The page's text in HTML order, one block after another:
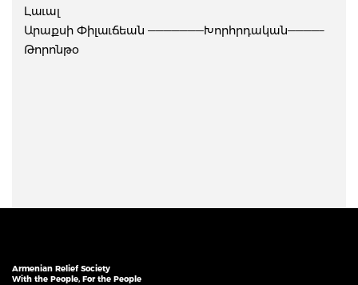
Լաւալ
Արաքսի Փիլաւճեան ———————Խորհրդական————–
Թորոնթօ
Armenian Relief Society
With the People, For the People